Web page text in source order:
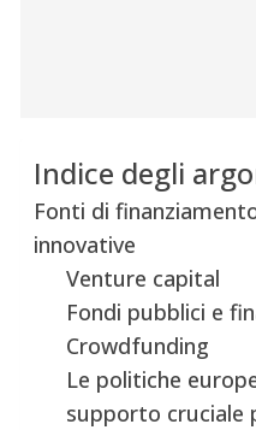
Indice degli
Fonti di
innovative
Venture capital
Fondi pubblici e
Crowdfunding
Le politiche
supporto cruciale